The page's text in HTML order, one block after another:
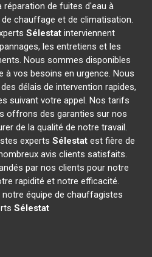
réparation de fuites d'eau à
chauffage et de climatisation.
Sélestatinterviennent
les entretiens et les
Nous sommes disponibles
à vos besoins en urgence. Nous
délais de intervention rapides,
suivant votre appel. Nos tarifs
offrons des garanties sur nos
de la qualité de notre travail.
expertsSélestat est fière de
avis clients satisfaits.
par nos clients pour notre
rapidité et notre efficacité.
équipe de chauffagistes
Sélestat